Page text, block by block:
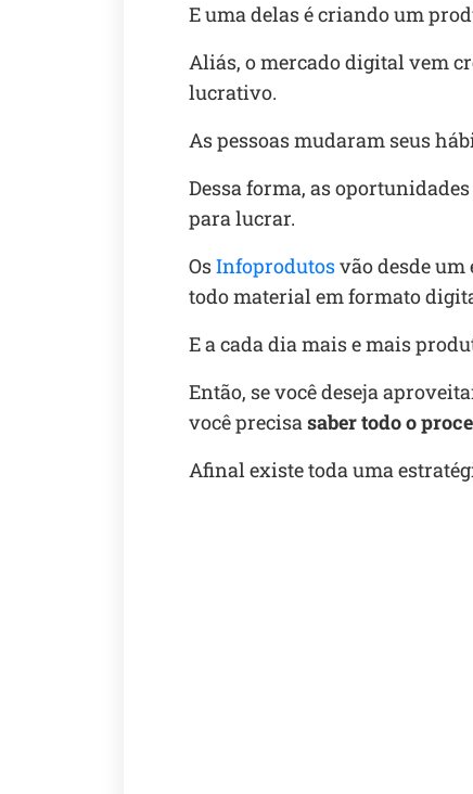
E uma delas é criando um
Aliás, o mercado digital vem
lucrativo.
As pessoas mudaram seus
Dessa forma, as
para lucrar.
OsInfoprodutosvão desde
todo material em formato
E a cada dia mais e mais
Então, se você deseja
você precisasaber todo o
Afinal existe toda uma